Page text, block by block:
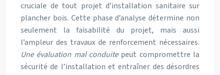
cruciale de tout projet d’installation sanitaire sur
plancher bois. Cette phase d’analyse détermine non
seulement la faisabilité du projet, mais aussi
l’ampleur des travaux de renforcement nécessaires.
Une évaluation mal conduite peut compromettre la
sécurité de l’installation et entraîner des désordres